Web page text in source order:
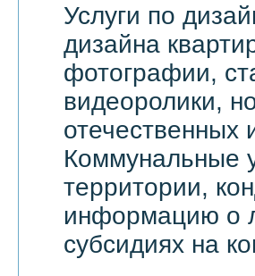
Услуги по
дизайна
фотографии,
видеоролики,
отечественных
Коммунальные
территории,
информацию о
субсидиях на